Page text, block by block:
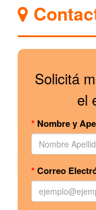
Solicitá
el
* Nombre y
* Correo